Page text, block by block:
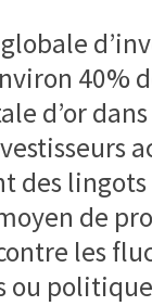
40%
d’or
des lingots
de
les
ou